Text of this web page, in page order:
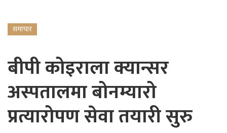
समाचार
बीपी कोइराला क्यान्सर
अस्पतालमा बोनम्यारो
प्रत्यारोपण सेवा तयारी सुरु